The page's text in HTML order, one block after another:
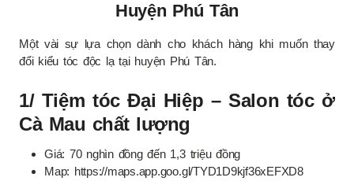
Huyện Phú Tân
Một vài sự lựa chọn dành cho khách hàng khi muốn thay
đổi kiểu tóc độc lạ tại huyện Phú Tân.
1/ Tiệm tóc Đại Hiệp – Salon tóc ở
Cà Mau chất lượng
Giá: 70 nghìn đồng đến 1,3 triệu đồng
Map: https://maps.app.goo.gl/TYD1D9kjf36xEFXD8